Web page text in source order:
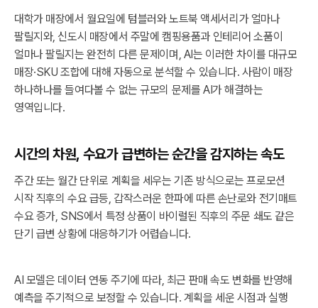
대학가 매장에서 월요일에 텀블러와 노트북 액세서리가 얼마나
팔릴지와, 신도시 매장에서 주말에 캠핑용품과 인테리어 소품이
얼마나 팔릴지는 완전히 다른 문제이며, AI는 이러한 차이를 대규모
매장·SKU 조합에 대해 자동으로 분석할 수 있습니다. 사람이 매장
하나하나를 들여다볼 수 없는 규모의 문제를 AI가 해결하는
영역입니다.
시간의 차원, 수요가 급변하는 순간을 감지하는 속도
주간 또는 월간 단위로 계획을 세우는 기존 방식으로는 프로모션
시작 직후의 수요 급등, 갑작스러운 한파에 따른 손난로와 전기매트
수요 증가, SNS에서 특정 상품이 바이럴된 직후의 주문 쇄도 같은
단기 급변 상황에 대응하기가 어렵습니다.
AI 모델은 데이터 연동 주기에 따라, 최근 판매 속도 변화를 반영해
예측을 주기적으로 보정할 수 있습니다. 계획을 세운 시점과 실행